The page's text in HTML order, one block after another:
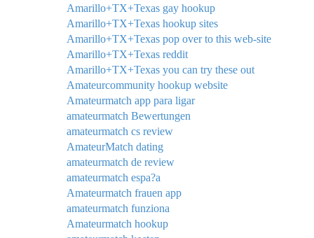
Amarillo+TX+Texas gay hookup
Amarillo+TX+Texas hookup sites
Amarillo+TX+Texas pop over to this web-site
Amarillo+TX+Texas reddit
Amarillo+TX+Texas you can try these out
Amateurcommunity hookup website
Amateurmatch app para ligar
amateurmatch Bewertungen
amateurmatch cs review
AmateurMatch dating
amateurmatch de review
amateurmatch espa?a
Amateurmatch frauen app
amateurmatch funziona
Amateurmatch hookup